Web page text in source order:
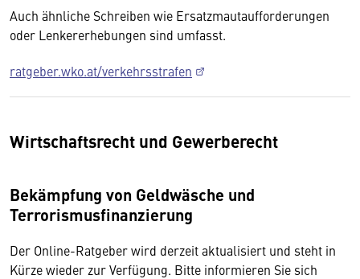
Auch ähnliche Schreiben wie Ersatzmautaufforderungen
oder Lenkererhebungen sind umfasst.
ratgeber.wko.at/verkehrsstrafen
Wirtschaftsrecht und Gewerberecht
Bekämpfung von Geldwäsche und
Terrorismusfinanzierung
Der Online-Ratgeber wird derzeit aktualisiert und steht in
Kürze wieder zur Verfügung. Bitte informieren Sie sich